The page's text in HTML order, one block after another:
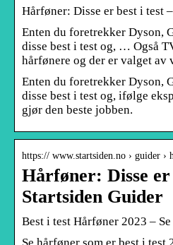
Hårføner: Disse er best i test
Enten du foretrekker Dyson,
disse best i test og, … Også
hårfønere og der er valget
Enten du foretrekker Dyson,
disse best i test og, ifølge
gjør den beste jobben.
https:// www.startsiden.no › guider ›
Hårføner: Disse
Startsiden Guider
Best i test Hårføner 2023 –
Se hårføner som er best i test